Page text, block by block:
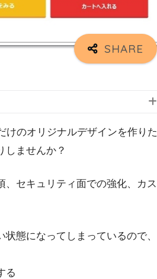
けのオリジナルデザインを作りた
しませんか？
セキュリティ面での強化、カス
態になってしまっているので、
る